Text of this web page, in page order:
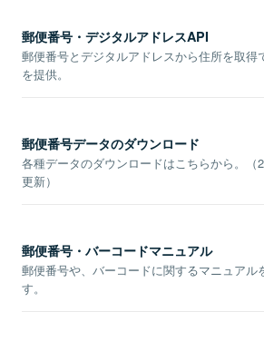
郵便番号・デジタルアドレスAPI
郵便番号とデジタルアドレスから住所を取得
を提供。
郵便番号データのダウンロード
各種データのダウンロードはこちらから。（
更新）
郵便番号・バーコードマニュアル
郵便番号や、バーコードに関するマニュアル
す。